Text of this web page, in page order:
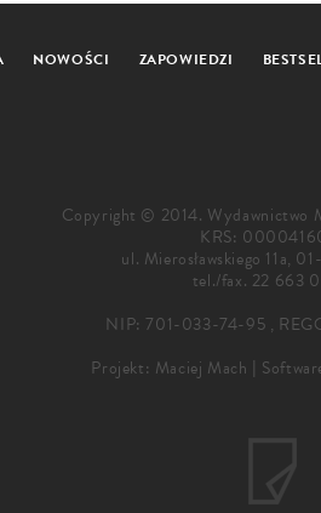
NOWOŚCI ZAPOWIEDZI
Copyright © 2014. Wydawnictwo
KRS:
ul. Mierosławskiego 11a,
tel./fax. 22 663
NIP: 701-033-74-95 ,
Projekt: Maciej Mach |